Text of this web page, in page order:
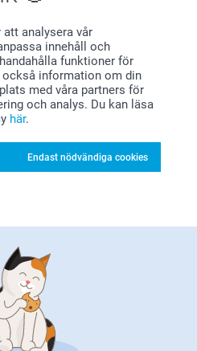
analysera vår
innehåll och
funktioner för
information om din
med våra partners för
och analys. Du kan läsa
här.
Endast nödvändiga cookies
för ditt fina omdöme. Det ska
ett fint resultat. Vi är glada att
och vår service.
⭐⭐⭐⭐! Det glädjer oss att du
fotoförstoring Variabel.
mer
Alu-Poster
Mer än 10 varianter